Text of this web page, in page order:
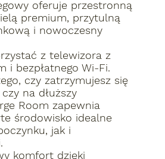
oferuje przestronną
premium, przytulną
i nowoczesny
z telewizora z
i bezpłatnego Wi-Fi.
czy zatrzymujesz się
na dłuższy
Room zapewnia
środowisko idealne
jak i
komfort dzięki